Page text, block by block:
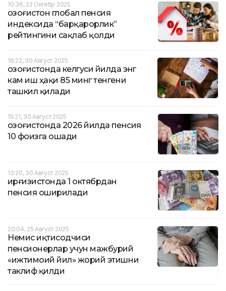
10:36, 22 Октябр 2025
Қозоғистон глобал пенсия
индексида “барқарорлик”
рейтингини сақлаб қолди
16:22, 30 Август 2025
Қозоғистонда келгуси йилда энг
кам иш ҳақи 85 минг тенгени
ташкил қилади
15:21, 30 Август 2025
Қозоғистонда 2026 йилда пенсия
10 фоизга ошади
13:20, 30 Август 2025
Қирғизистонда 1 октябрдан
пенсия оширилади
20:04, 25 Август 2025
Немис иқтисодчиси
пенсионерлар учун мажбурий
«ижтимоий йил» жорий этишни
таклиф қилди